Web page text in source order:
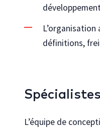
L’organisation
définitions,
L’équipe de